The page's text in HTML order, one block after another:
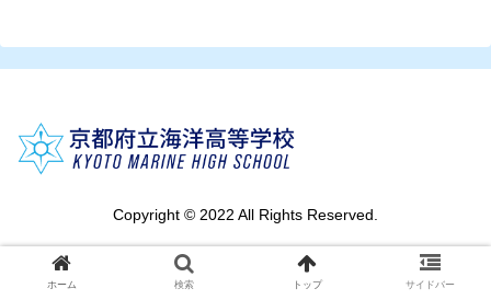
Copyright © 2022 All Rights Reserved.
ホーム 検索 トップ サイドバー